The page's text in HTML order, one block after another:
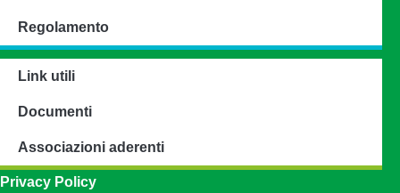
Regolamento
Link utili
Documenti
Associazioni aderenti
Privacy Policy